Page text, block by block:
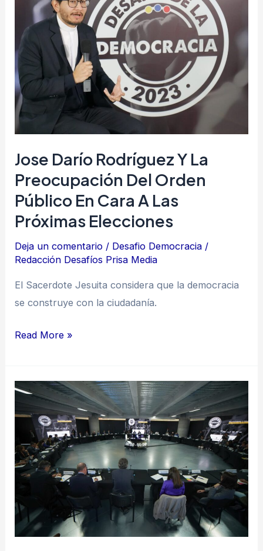
Jose Darío Rodríguez Y La
Preocupación Del Orden
Público En Cara A Las
Próximas Elecciones
Deja un comentario / Desafio Democracia /
Redacción Desafíos Prisa Media
El Sacerdote Jesuita considera que la democracia
se construye con la ciudadanía.
la
preocupación
del
orden
público
en
a
las
próximas
elecciones
Read More »
Estas
algunas
de
las
conclusiones
del
foro
Desafíos